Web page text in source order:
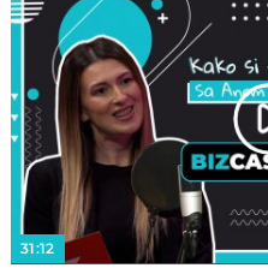
31:12